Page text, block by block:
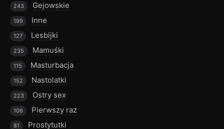
Gejowskie
243
Inne
199
Lesbijki
127
Mamuśki
235
Masturbacja
115
Nastolatki
152
Ostry sex
223
Pierwszy raz
106
Prostytutki
81